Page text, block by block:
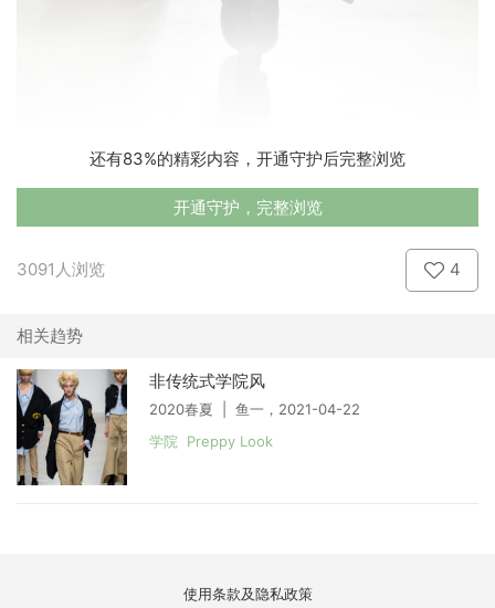
还有83%的精彩内容，开通守护后完整浏览
开通守护，完整浏览
3091人浏览 4
相关趋势
非传统式学院风
2020春夏 | 鱼一，2021-04-22
学院 Preppy Look
使用条款及隐私政策